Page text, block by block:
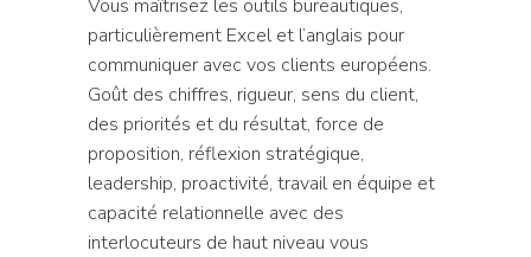
Vous maîtrisez les outils bureautiques,
particulièrement Excel et l’anglais pour
communiquer avec vos clients européens.
Goût des chiffres, rigueur, sens du client,
des priorités et du résultat, force de
proposition, réflexion stratégique,
leadership, proactivité, travail en équipe et
capacité relationnelle avec des
interlocuteurs de haut niveau vous